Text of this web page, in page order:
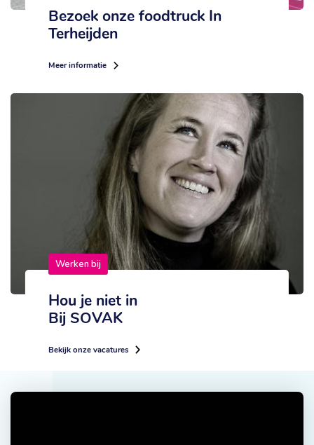
Bezoek onze foodtruck In
Terheijden
Meer informatie
Werken bij
Hou je niet in
Bij SOVAK
Bekijk onze vacatures